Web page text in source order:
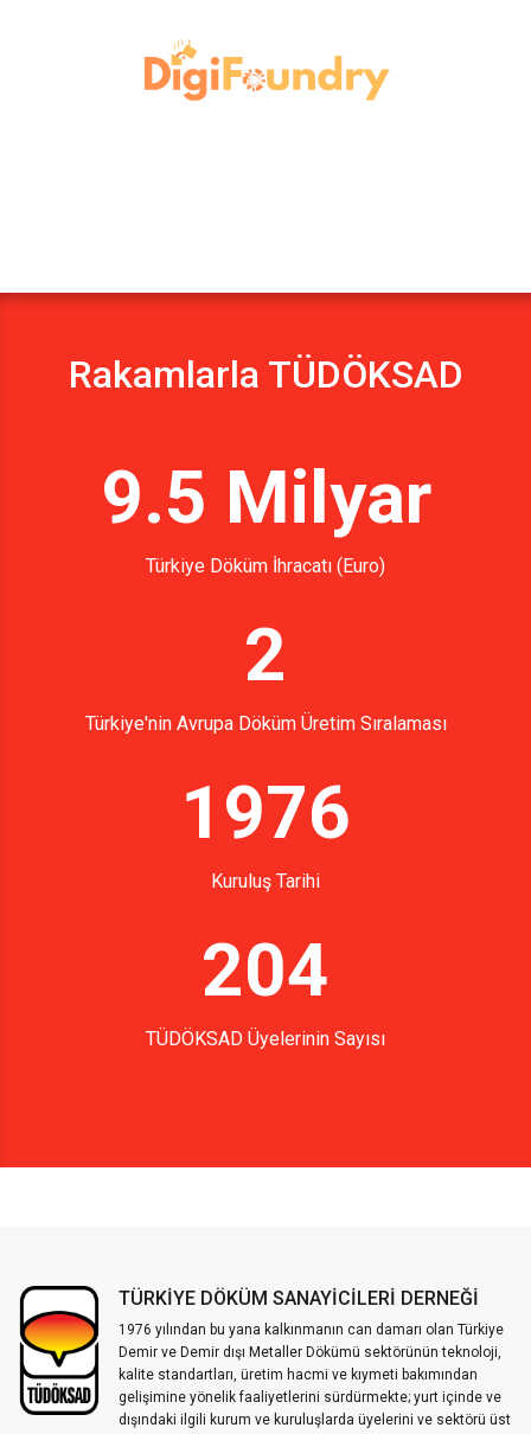
Rakamlarla TÜDÖKSAD
9.5 Milyar
Türkiye Döküm İhracatı (Euro)
2
Türkiye'nin Avrupa Döküm Üretim Sıralaması
1976
Kuruluş Tarihi
204
TÜDÖKSAD Üyelerinin Sayısı
TÜRKİYE DÖKÜM SANAYİCİLERİ DERNEĞİ
1976 yılından bu yana kalkınmanın can damarı olan Türkiye
Demir ve Demir dışı Metaller Dökümü sektörünün teknoloji,
kalite standartları, üretim hacmi ve kıymeti bakımından
gelişimine yönelik faaliyetlerini sürdürmekte; yurt içinde ve
dışındaki ilgili kurum ve kuruluşlarda üyelerini ve sektörü üst